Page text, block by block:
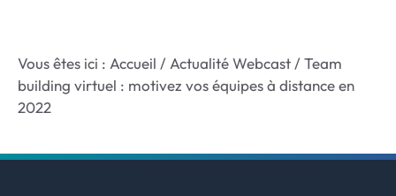
Vous êtes ici : Accueil / Actualité Webcast /Team
building virtuel : motivez vos équipes à distance en
2022